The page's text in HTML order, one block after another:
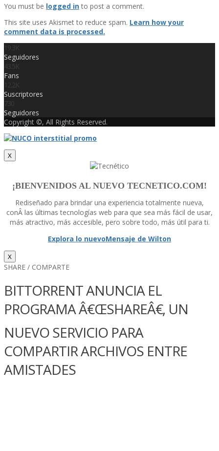
You must be logged into post a comment.
This site uses Akismet to reduce spam. Learn how your
comment data is processed.
19.3K
Seguidores
43.5K
Fans
12.2K
Suscriptores
730
Seguidores
Copyright ©, All Rights Reserved.
X
¡BIENVENIDOS AL NUEVO TECNETICO.COM!
Rediseñado para brindar una experiencia totalmente nueva,
conÂ las últimas tecnologí­as web para que sea más fácil de usar,
más atractivo, más accesible, pero sobre todo, más útil para ti.
Explora lo nuevoMensaje de Wilton
X
SHARE / COMPARTE
BITTORRENT ANUNCIA EL
PROGRAMA Â€ŒSHAREÂ€, UN
NUEVO SERVICIO PARA
COMPARTIR ARCHIVOS ENTRE
AMISTADES